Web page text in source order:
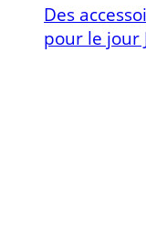
Des
pour le jour